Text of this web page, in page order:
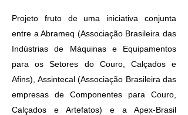
Projeto fruto de uma iniciativa conjunta
entre a Abrameq (Associação Brasileira das
Indústrias de Máquinas e Equipamentos
para os Setores do Couro, Calçados e
Afins), Assintecal (Associação Brasileira das
empresas de Componentes para Couro,
Calçados e Artefatos) e a Apex-Brasil